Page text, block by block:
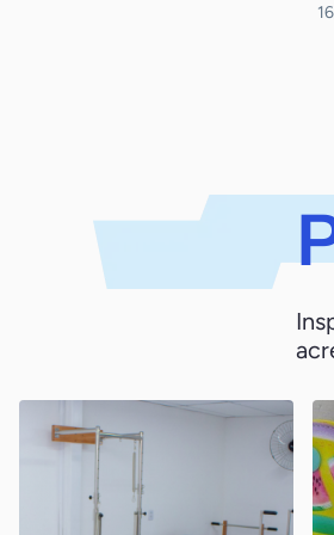
Clínica Evoluir
Cariacica / ES
No início, eram apenas ele, a
esposa e uma secretária.